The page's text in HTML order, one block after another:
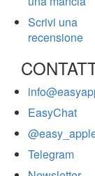
Scrivi una
recensione
EasyChat
Telegram